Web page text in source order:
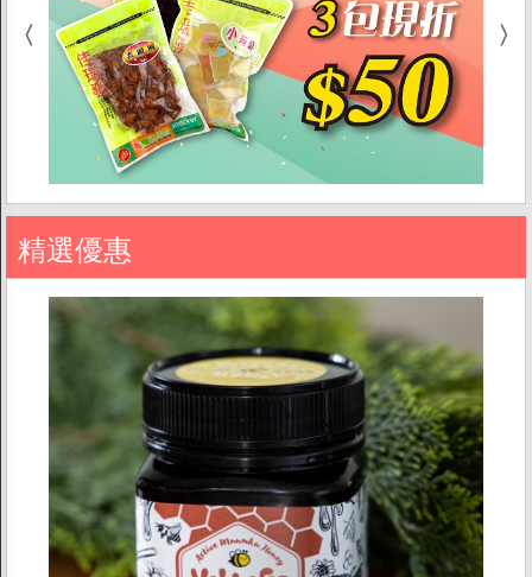
小包裝
惜福|即期
精選優惠